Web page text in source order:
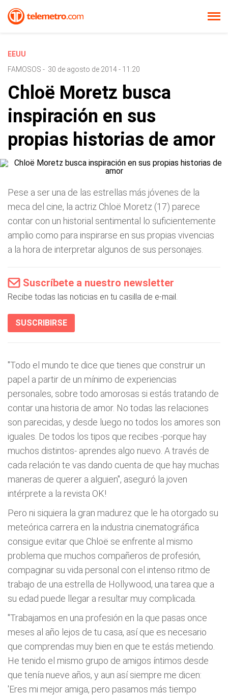
EEUU
FAMOSOS - 30 de agosto de 2014 - 11:20
Chloë Moretz busca
inspiración en sus
propias historias de amor
Pese a ser una de las estrellas más jóvenes de la
meca del cine, la actriz Chloë Moretz (17) parece
contar con un historial sentimental lo suficientemente
amplio como para inspirarse en sus propias vivencias
a la hora de interpretar algunos de sus personajes.
Suscríbete a nuestro newsletter
Recibe todas las noticias en tu casilla de e-mail.
SUSCRIBIRSE
"Todo el mundo te dice que tienes que construir un
papel a partir de un mínimo de experiencias
personales, sobre todo amorosas si estás tratando de
contar una historia de amor. No todas las relaciones
son parecidas, y desde luego no todos los amores son
iguales. De todos los tipos que recibes -porque hay
muchos distintos- aprendes algo nuevo. A través de
cada relación te vas dando cuenta de que hay muchas
maneras de querer a alguien", aseguró la joven
intérprete a la revista OK!
Pero ni siquiera la gran madurez que le ha otorgado su
meteórica carrera en la industria cinematográfica
consigue evitar que Chloë se enfrente al mismo
problema que muchos compañeros de profesión,
compaginar su vida personal con el intenso ritmo de
trabajo de una estrella de Hollywood, una tarea que a
su edad puede llegar a resultar muy complicada.
"Trabajamos en una profesión en la que pasas once
meses al año lejos de tu casa, así que es necesario
que comprendas muy bien en que te estás metiendo.
He tenido el mismo grupo de amigos íntimos desde
que tenía nueve años, y aun así siempre me dicen:
'Eres mi mejor amiga, pero pasamos más tiempo